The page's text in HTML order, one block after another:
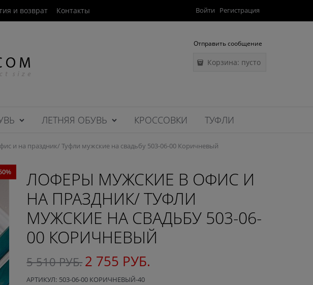
и возврат Контакты Войти Регистрация
Отправить сообщение
Корзина: пусто
ЛЕТНЯЯ ОБУВЬ КРОССОВКИ ТУФЛИ
и на праздник/ Туфли мужские на свадьбу 503-06-00 Коричневый
ЛОФЕРЫ МУЖСКИЕ В ОФИС И
НА ПРАЗДНИК/ ТУФЛИ
МУЖСКИЕ НА СВАДЬБУ 503-06-
00 КОРИЧНЕВЫЙ
5 510 РУБ. 2 755 РУБ.
АРТИКУЛ: 503-06-00 КОРИЧНЕВЫЙ-40